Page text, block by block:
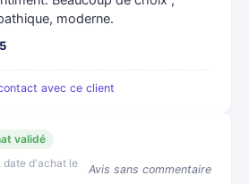
moderne.
avec ce client
validé
date d'achat le
Avis sans commentaire